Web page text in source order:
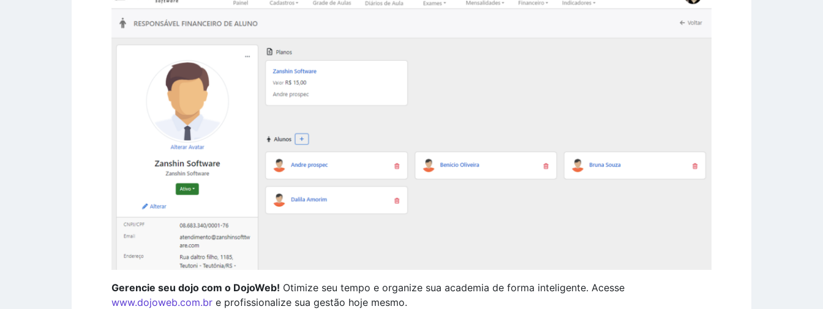
Gerencie seu dojo com o DojoWeb! Otimize seu tempo e organize sua academia de forma inteligente. Acesse
www.dojoweb.com.br e profissionalize sua gestão hoje mesmo.